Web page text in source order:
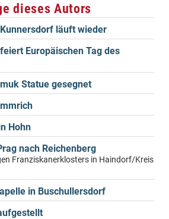
dieses Autors
läuft wieder
Europäischen Tag des
Statue gesegnet
Hohn
nach Reichenberg
Franziskanerklosters in Haindorf/Kreis
in Buschullersdorf